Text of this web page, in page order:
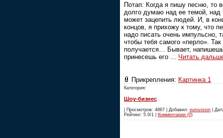
Потап: Когда я пишу песню, то
долго думаю над ее темой, над
может зацепить людей. И, в
концов, я прихожу к тому, что
надо писать очень импульсно,
чтобы тебя самого «перло». Так
получается… Бывает,
принесешь его
Читать
Прикрепления: Картинка 1
Категория:
Шоу-бизнес
| Просмотров: 4867 | Добавил: eurovision |
Рейтинг: 5.0/1 | Комментарии (0)